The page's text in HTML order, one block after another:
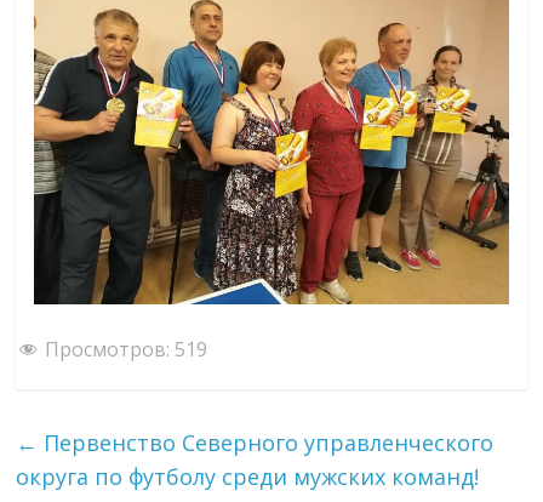
Просмотров: 519
← Первенство Северного управленческого
округа по футболу среди мужских команд!